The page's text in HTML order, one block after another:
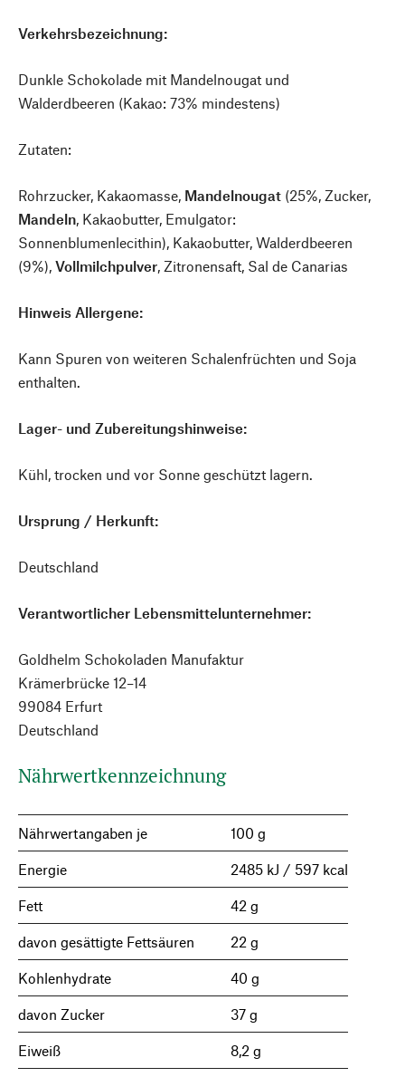
Verkehrsbezeichnung:
Dunkle Schokolade mit Mandelnougat und
Walderdbeeren (Kakao: 73% mindestens)
Zutaten:
Rohrzucker, Kakaomasse, Mandelnougat (25%, Zucker,
Mandeln, Kakaobutter, Emulgator:
Sonnenblumenlecithin), Kakaobutter, Walderdbeeren
(9%), Vollmilchpulver, Zitronensaft, Sal de Canarias
Hinweis Allergene:
Kann Spuren von weiteren Schalenfrüchten und Soja
enthalten.
Lager- und Zubereitungshinweise:
Kühl, trocken und vor Sonne geschützt lagern.
Ursprung / Herkunft:
Deutschland
Verantwortlicher Lebensmittelunternehmer:
Goldhelm Schokoladen Manufaktur
Krämerbrücke 12–14
99084 Erfurt
Deutschland
Nährwertkennzeichnung
Nährwertangaben je 100 g
Energie 2485 kJ / 597 kcal
Fett 42 g
davon gesättigte Fettsäuren 22 g
Kohlenhydrate 40 g
davon Zucker 37 g
Eiweiß 8,2 g